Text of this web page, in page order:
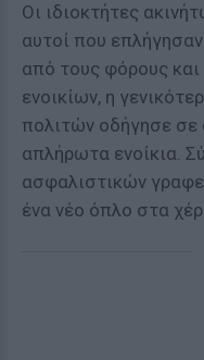
Οι ιδιοκτήτες
αυτοί που
από τους φόρους
ενοικίων, η
πολιτών οδήγησε
απλήρωτα ενοίκια.
ασφαλιστικών
ένα νέο όπλο στα